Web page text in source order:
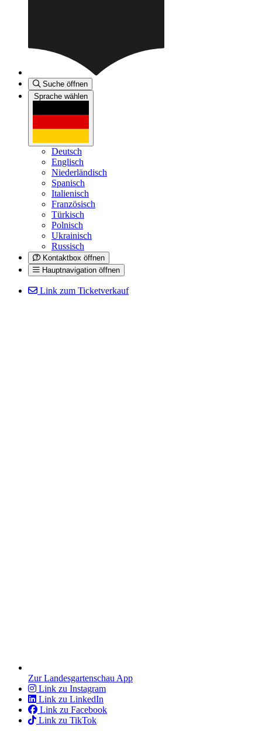
Suche öffnen
Sprache wählen
Deutsch
Englisch
Niederländisch
Spanisch
Italienisch
Französisch
Türkisch
Polnisch
Ukrainisch
Russisch
Kontaktbox öffnen
Hauptnavigation öffnen
Link zum Ticketverkauf
Zur Landesgartenschau App
Link zu Instagram
Link zu LinkedIn
Link zu Facebook
Link zu TikTok